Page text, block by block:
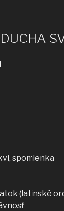
spomienka
(latinské